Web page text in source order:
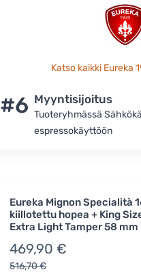
Katso kaikki Eureka
#6 Myyntisijoitus
Tuoteryhmässä
espressokäyttöön
Eureka Mignon Specialità
kiillotettu hopea + King
Extra Light Tamper 58 mm
469,90 €
516,70 €